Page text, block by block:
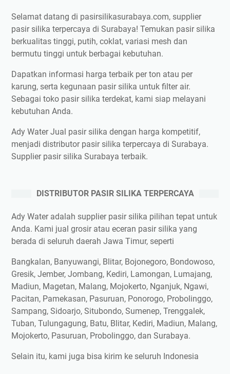
Selamat datang di pasirsilikasurabaya.com, supplier
pasir silika terpercaya di Surabaya! Temukan pasir silika
berkualitas tinggi, putih, coklat, variasi mesh dan
bermutu tinggi untuk berbagai kebutuhan.
Dapatkan informasi harga terbaik per ton atau per
karung, serta kegunaan pasir silika untuk filter air.
Sebagai toko pasir silika terdekat, kami siap melayani
kebutuhan Anda.
Ady Water Jual pasir silika dengan harga kompetitif,
menjadi distributor pasir silika terpercaya di Surabaya.
Supplier pasir silika Surabaya terbaik.
DISTRIBUTOR PASIR SILIKA TERPERCAYA
Ady Water adalah supplier pasir silika pilihan tepat untuk
Anda. Kami jual grosir atau eceran pasir silika yang
berada di seluruh daerah Jawa Timur, seperti
Bangkalan, Banyuwangi, Blitar, Bojonegoro, Bondowoso,
Gresik, Jember, Jombang, Kediri, Lamongan, Lumajang,
Madiun, Magetan, Malang, Mojokerto, Nganjuk, Ngawi,
Pacitan, Pamekasan, Pasuruan, Ponorogo, Probolinggo,
Sampang, Sidoarjo, Situbondo, Sumenep, Trenggalek,
Tuban, Tulungagung, Batu, Blitar, Kediri, Madiun, Malang,
Mojokerto, Pasuruan, Probolinggo, dan Surabaya.
Selain itu, kami juga bisa kirim ke seluruh Indonesia